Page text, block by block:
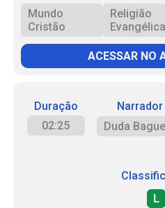
Mundo
Cristão
Religião
Evangélica
ACESSAR NO
Duração
02:25
Narrador
Duda
L